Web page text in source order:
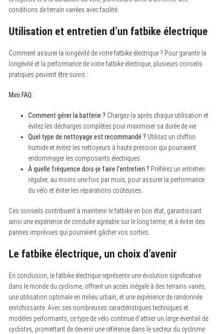
conditions de terrain variées avec facilité.
Utilisation et entretien d’un fatbike électrique
Comment assurer la longévité de votre fatbike électrique ? Pour garantir la
longévité et la performance de votre fatbike électrique, plusieurs conseils
pratiques peuvent être suivis :
Mini FAQ :
Comment gérer la batterie ? Chargez-la après chaque utilisation et
évitez les décharges complètes pour maximiser sa durée de vie.
Quel type de nettoyage est recommandé ? Utilisez un chiffon
humide et évitez les nettoyeurs à haute pression qui pourraient
endommager les composants électriques.
À quelle fréquence dois-je faire l’entretien ? Préférez un entretien
régulier, au moins une fois par mois, pour assurer la performance
du vélo et éviter les réparations coûteuses.
Ces conseils contribuent à maintenir le fatbike en bon état, garantissant
ainsi une expérience de conduite agréable sur le long terme, et à éviter des
pannes imprévues qui pourraient gâcher vos sorties.
Le fatbike électrique, un choix d’avenir
En conclusion, le fatbike électrique représente une évolution significative
dans le monde du cyclisme, offrant un accès inégalé à des terrains variés,
une utilisation optimale en milieu urbain, et une expérience de randonnée
enrichissante. Avec ses nombreuses caractéristiques techniques et
modèles performants, ce type de vélo continue d’attirer un large éventail de
cyclistes, promettant de devenir une référence dans le secteur du cyclisme